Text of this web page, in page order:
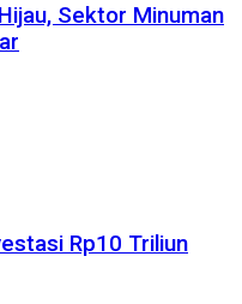
Sektor Minuman
Rp10 Triliun